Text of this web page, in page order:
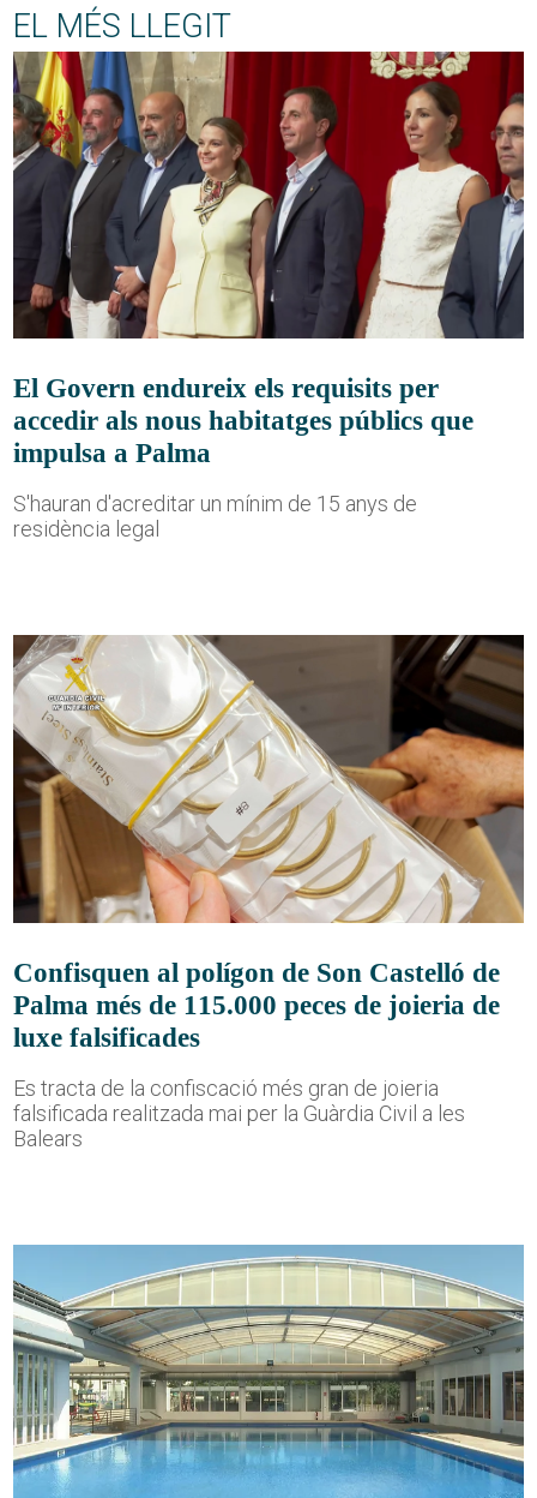
EL MÉS LLEGIT
El Govern endureix els requisits per
accedir als nous habitatges públics que
impulsa a Palma
S'hauran d'acreditar un mínim de 15 anys de
residència legal
Confisquen al polígon de Son Castelló de
Palma més de 115.000 peces de joieria de
luxe falsificades
Es tracta de la confiscació més gran de joieria
falsificada realitzada mai per la Guàrdia Civil a les
Balears